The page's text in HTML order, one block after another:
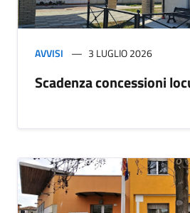
AVVISI 3 LUGLIO 2026
Scadenza concessioni